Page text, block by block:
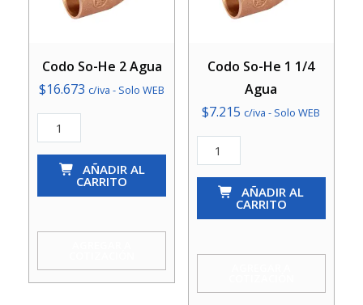
Codo So-He 2 Agua
$16.673 c/iva - Solo WEB
Codo
So-
cantidad
AÑADIR AL
CARRITO
Codo So-He 1 1/4
Agua
$7.215 c/iva - Solo WEB
Codo
So-
Agua
AÑADIR AL
CARRITO